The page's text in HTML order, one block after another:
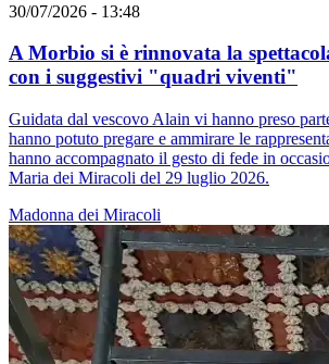
30/07/2026 - 13:48
A Morbio si è rinnovata la
con i suggestivi "quadri viventi"
Guidata dal vescovo Alain vi hanno preso
hanno potuto pregare e ammirare le
hanno accompagnato il gesto di fede in
Maria dei Miracoli del 29 luglio 2026.
Madonna dei Miracoli